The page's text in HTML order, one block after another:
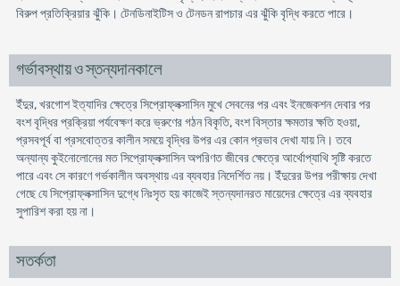
বিরুপ প্রতিক্রিয়ার ঝুঁকি। টেনডিনাইটিস ও টেনডন রাপচার এর ঝুঁকি বৃদ্ধি করতে পারে।
গর্ভাবস্থায় ও স্তন্যদানকালে
ইঁদুর, খরগোশ ইত্যাদির ক্ষেত্রে সিপ্রোফ্লক্সাসিন মুখে সেবনের পর এবং ইনজেকশন দেবার পর
বংশ বৃদ্ধির প্রক্রিয়া পর্যবেক্ষণ করে ভ্রুণের গঠন বিকৃতি, বংশ বিস্তার ক্ষমতার ক্ষতি হওয়া,
প্রসবপূর্ব বা প্রসবোত্তর কালীন সময়ে বৃদ্ধির উপর এর কোন প্রভাব দেখা যায় নি। তবে
অন্যান্য কুইনোলোনের মত সিপ্রোফ্লক্সাসিন অপরিণত জীবের ক্ষেত্রে আর্থোপ্যাথি সৃষ্টি করতে
পারে এবং সে কারণে গর্ভকালীন অবস্থায় এর ব্যবহার নিদের্শিত নয়। ইঁদুরের উপর পরীক্ষায় দেখা
গেছে যে সিপ্রোফ্লক্সাসিন দুগ্ধে নিঃসৃত হয় কাজেই স্তন্যদানরত মায়েদের ক্ষেত্রে এর ব্যবহার
সুপারিশ করা হয় না।
সতর্কতা